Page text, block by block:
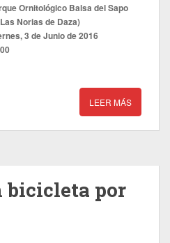
Balsa del Sapo
Norias de Daza)
Junio de 2016
LEER MÁS
bicicleta por